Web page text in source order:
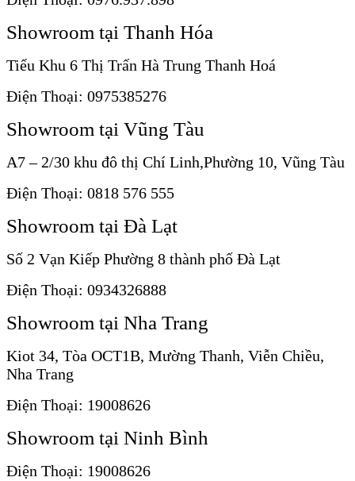
Showroom tại Thanh Hóa
Tiểu Khu 6 Thị Trấn Hà Trung Thanh Hoá
Điện Thoại: 0975385276
Showroom tại Vũng Tàu
A7 – 2/30 khu đô thị Chí Linh,Phường 10, Vũng Tàu
Điện Thoại: 0818 576 555
Showroom tại Đà Lạt
Số 2 Vạn Kiếp Phường 8 thành phố Đà Lạt
Điện Thoại: 0934326888
Showroom tại Nha Trang
Kiot 34, Tòa OCT1B, Mường Thanh, Viễn Chiều,
Nha Trang
Điện Thoại: 19008626
Showroom tại Ninh Bình
Điện Thoại: 19008626